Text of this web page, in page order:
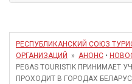
РЕСПУБЛИКАНСКИЙ СОЮЗ
ОРГАНИЗАЦИЙ
» АНОНС •
PEGAS TOURISTIK ПРИНИМАЕТ
ПРОХОДИТ В ГОРОДАХ